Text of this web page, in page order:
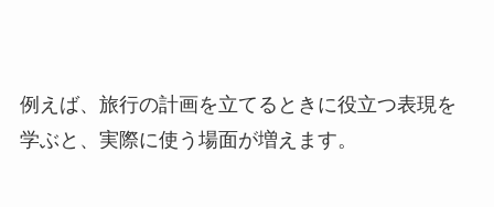
例えば、旅行の計画を立てるときに役立つ表現を
学ぶと、実際に使う場面が増えます。